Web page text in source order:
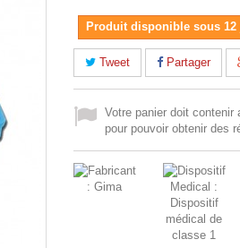
Produit disponible sous
Tweet Partager
Votre panier doit contenir
pour pouvoir obtenir des